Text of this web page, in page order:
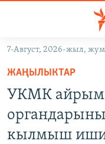
Навигацияга
өтүңүз
Издөөгө
салыңыз
УКРАИНА
7-Август, 2026-жыл,
ЖАҢЫЛЫКТАР
УКМК айрым
кылмыш